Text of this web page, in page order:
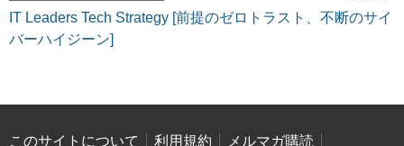
IT Leaders Tech Strategy [前提のゼロトラスト、不断のサイ
バーハイジーン]
このサイトについて 利用規約
メルマガ購読